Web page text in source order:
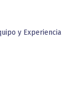
y Experiencia